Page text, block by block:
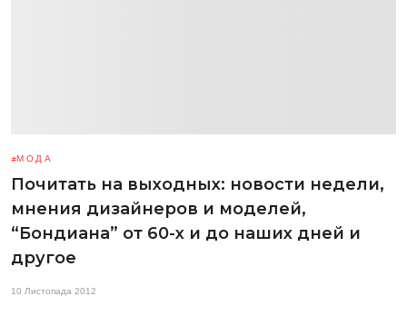
МОДА
Почитать на выходных: новости недели,
мнения дизайнеров и моделей,
“Бондиана” от 60-х и до наших дней и
другое
10 Листопада 2012